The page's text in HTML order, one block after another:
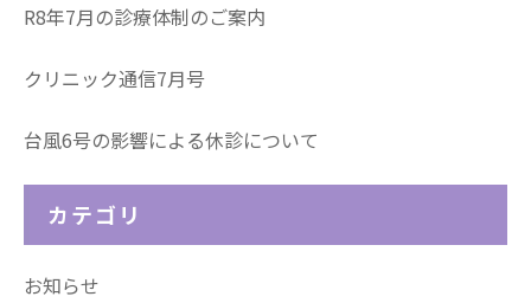
R8年7月の診療体制のご案内
クリニック通信7月号
台風6号の影響による休診について
カテゴリ
お知らせ